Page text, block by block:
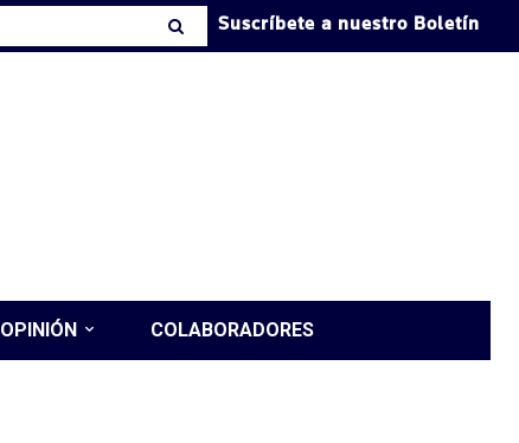
Suscríbete a nuestro Boletín
OPINIÓN COLABORADORES